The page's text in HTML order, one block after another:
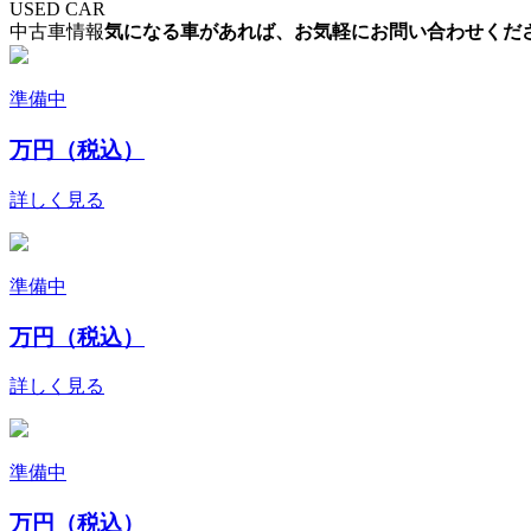
USED CAR
中古車情報気になる車があれば、お気軽にお問い合わせくだ
準備中
万円（税込）
詳しく見る
準備中
万円（税込）
詳しく見る
準備中
万円（税込）